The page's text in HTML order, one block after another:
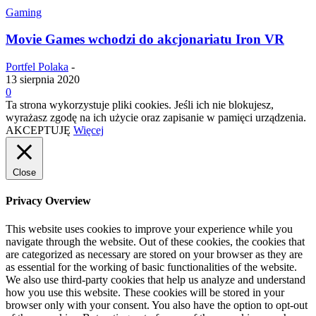
Gaming
Movie Games wchodzi do akcjonariatu Iron VR
Portfel Polaka -
13 sierpnia 2020
0
Ta strona wykorzystuje pliki cookies. Jeśli ich nie blokujesz,
wyrażasz zgodę na ich użycie oraz zapisanie w pamięci urządzenia.
AKCEPTUJĘ Więcej
Close
Privacy Overview
This website uses cookies to improve your experience while you
navigate through the website. Out of these cookies, the cookies that
are categorized as necessary are stored on your browser as they are
as essential for the working of basic functionalities of the website.
We also use third-party cookies that help us analyze and understand
how you use this website. These cookies will be stored in your
browser only with your consent. You also have the option to opt-out